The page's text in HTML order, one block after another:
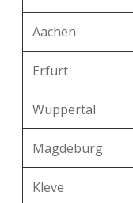
Aachen
Erfurt
Wuppertal
Magdeburg
Kleve